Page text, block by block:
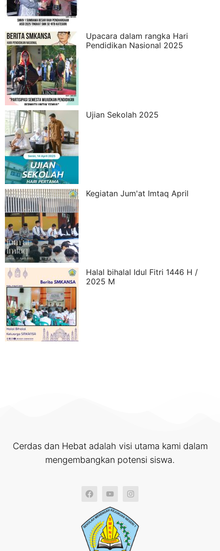
Upacara dalam rangka Hari
Pendidikan Nasional 2025
Ujian Sekolah 2025
Kegiatan Jum'at Imtaq April
Halal bihalal Idul Fitri 1446 H /
2025 M
Cerdas dan Hebat adalah visi utama kami dalam
mengembangkan potensi siswa.